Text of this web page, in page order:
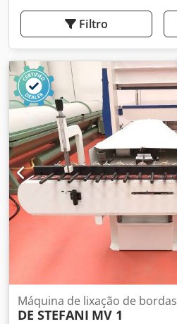
Filtro
Máquina de lixação de bordas
DE STEFANI MV 1